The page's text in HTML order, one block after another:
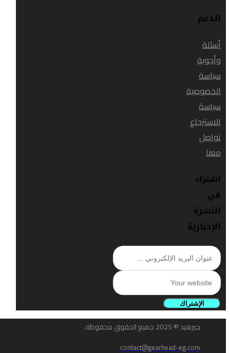
الدعم
أسئلة
وأجوبة
سياسة
الخصوصية
سياسة
الاسترجاع
تواصل
معنا
اشترك
في
النشرة
الإخبارية
الإشتراك
جيرهيد © 2025 جميع الحقوق محفوظة.
contact@gearhead-eg.com